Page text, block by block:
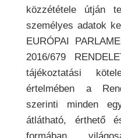
közzététele útján
személyes adatok
EURÓPAI
2016/679
tájékoztatási
értelmében a
szerinti minden
átlátható, érthető